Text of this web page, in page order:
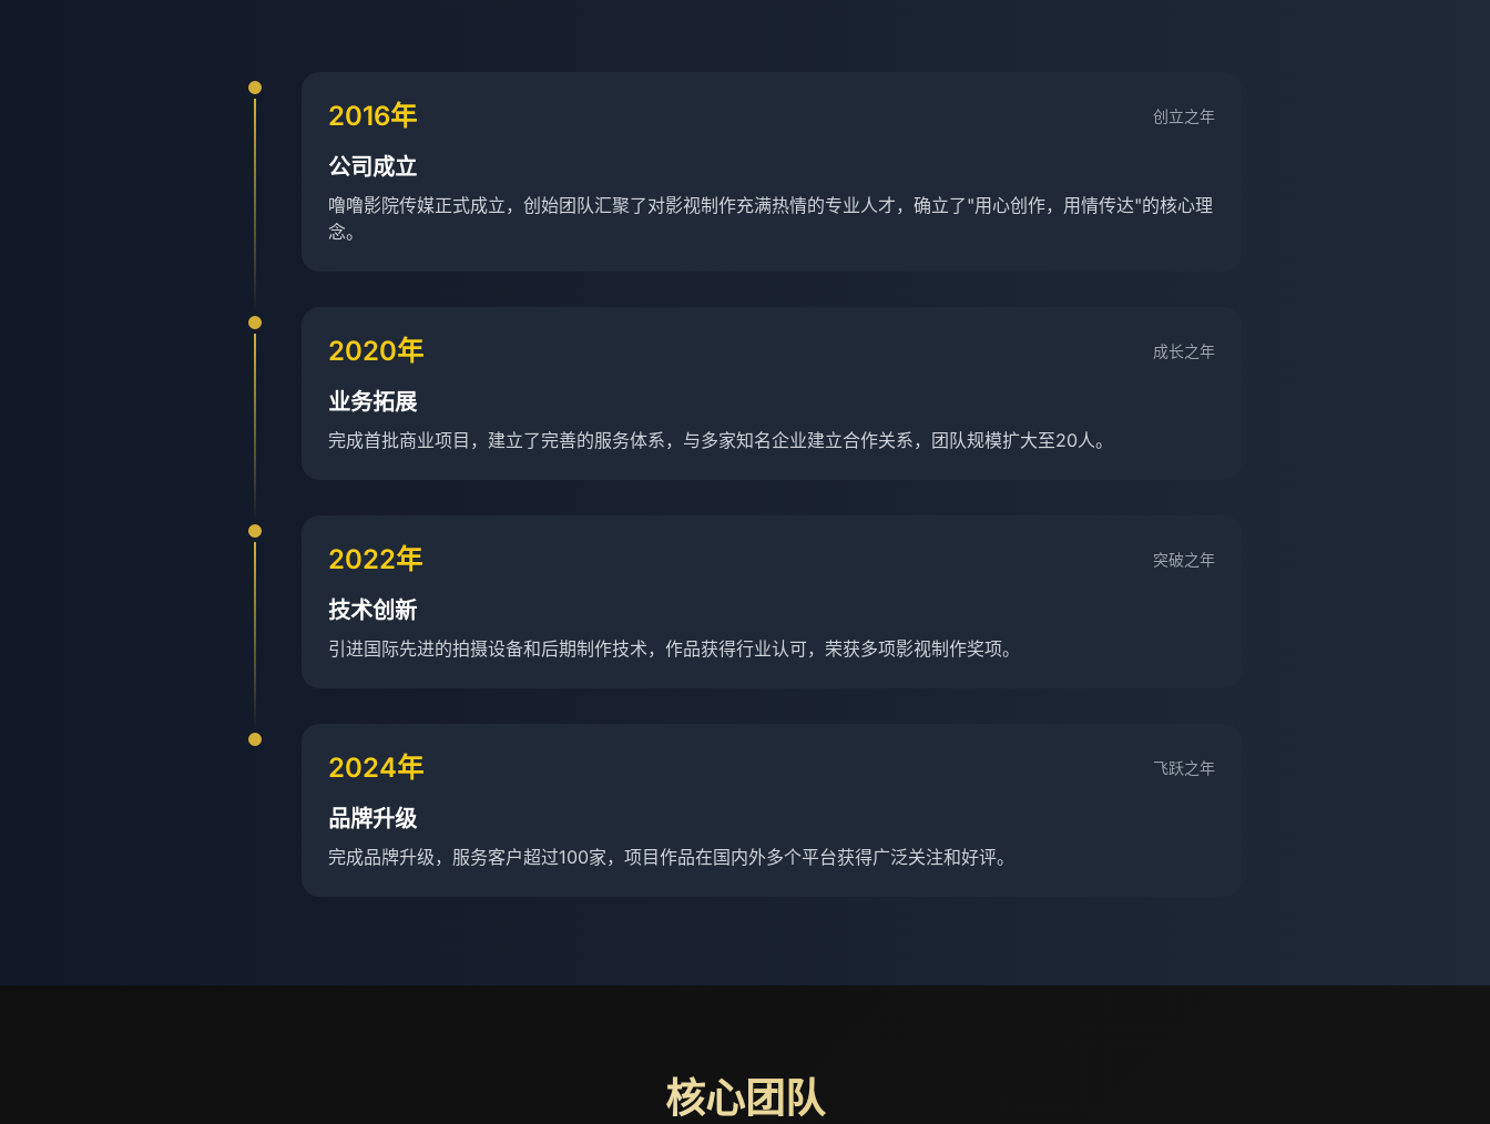
2016年 创立之年
公司成立
噜噜影院传媒正式成立，创始团队汇聚了对影视制作充满热情的专业人才，确立了"用心创作，用情传达"的核心理
念。
2020年 成长之年
业务拓展
完成首批商业项目，建立了完善的服务体系，与多家知名企业建立合作关系，团队规模扩大至20人。
2022年 突破之年
技术创新
引进国际先进的拍摄设备和后期制作技术，作品获得行业认可，荣获多项影视制作奖项。
2024年 飞跃之年
品牌升级
完成品牌升级，服务客户超过100家，项目作品在国内外多个平台获得广泛关注和好评。
核心团队